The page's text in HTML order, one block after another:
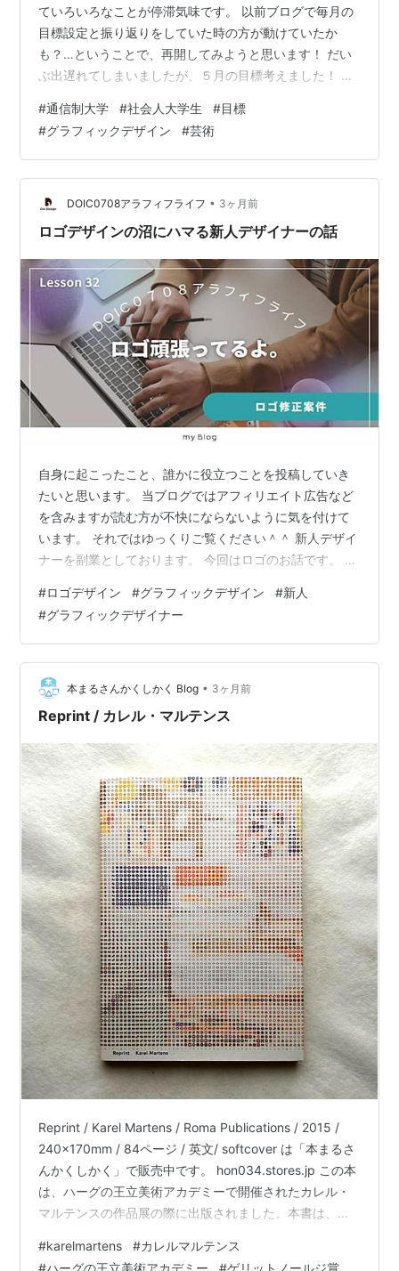
ていろいろなことが停滞気味です。 以前ブログで毎月の
目標設定と振り返りをしていた時の方が動けていたか
も？…ということで、再開してみようと思います！ だい
ぶ出遅れてしまいましたが、５月の目標考えました！ す
５月の目標 大学のTW課題提出 大学のWS課題提出 大学
のS受講&事後課題着手 ブログ３記事作成 本を１冊〜読
む まとめ〜 ５月の目標 ◆５月の目標◆ ・大学のTW課
題提出・大学のWS課題提出・大学のS受講&事後課題着
手・ブログ３記事作成・本を１冊〜読む 以上です！…あ
れ？なんか、別に軽くな…
#通信制大学 #社会人大学生 #目標
#グラフィックデザイン #芸術
DOIC0708アラフィフライフ • 3ヶ月前
ロゴデザインの沼にハマる新人デザイナーの話
自身に起こったこと、誰かに役立つことを投稿していき
たいと思います。 当ブログではアフィリエイト広告など
を含みますが読む方が不快にならないように気を付けて
います。 それではゆっくりご覧ください＾＾ 新人デザイ
ナーを副業としております。 今回はロゴのお話です。 過
れませんが、わたし、文章でもデザインでも“盛りがち”で
す。 でもロゴデザインは「引き算の美学」。 これが本当
に難しい。 苦手克服のために「1日1ロゴ練習」を始めた
こともありました。 ……が、すぐ頓挫。 理由は単純。 ち
ょっぴり実務が忙しくなったからです。 （言い訳です）
詳しくはこちら↓ …
#ロゴデザイン #グラフィックデザイン #新人
#グラフィックデザイナー
本まるさんかくしかく Blog • 3ヶ月前
Reprint / カレル・マルテンス
Reprint / Karel Martens / Roma Publications / 2015 /
240x170mm / 84ページ / 英文/ softcover は「本まるさ
んかくしかく」で販売中です。 hon034.stores.jp この本
は、ハーグの王立美術アカデミーで開催されたカレル・
マルテンスの作品展の際に出版されました。本書は、彼
の糸口も示しています。マルテンスは2012年にゲリッ
#karelmartens #カレルマルテンス